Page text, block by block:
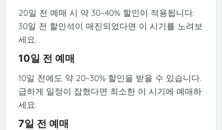
20일 전 예매 시 약 30~40% 할인이 적용됩니다.
30일 전 할인석이 매진되었다면 이 시기를 노려보
세요.
10일 전 예매
10일 전에도 약 20~30% 할인을 받을 수 있습니다.
급하게 일정이 잡혔다면 최소한 이 시기에 예매하
세요.
7일 전 예매